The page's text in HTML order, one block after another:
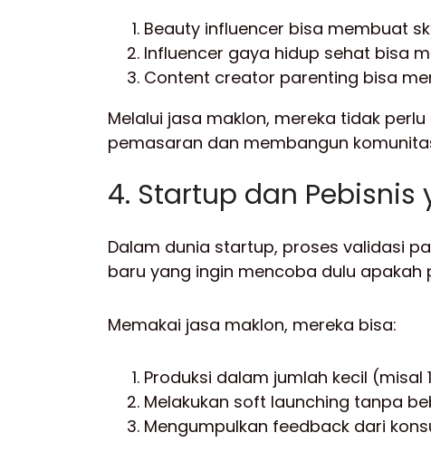
Beauty influencer bisa membuat
Influencer gaya hidup sehat bisa
Content creator parenting bisa
Melalui jasa maklon, mereka tidak
pemasaran dan membangun
4. Startup dan
Dalam dunia startup, proses validasi
baru yang ingin mencoba dulu
Memakai jasa maklon, mereka bisa:
Produksi dalam jumlah kecil (misal
Melakukan soft launching tanpa
Mengumpulkan feedback dari